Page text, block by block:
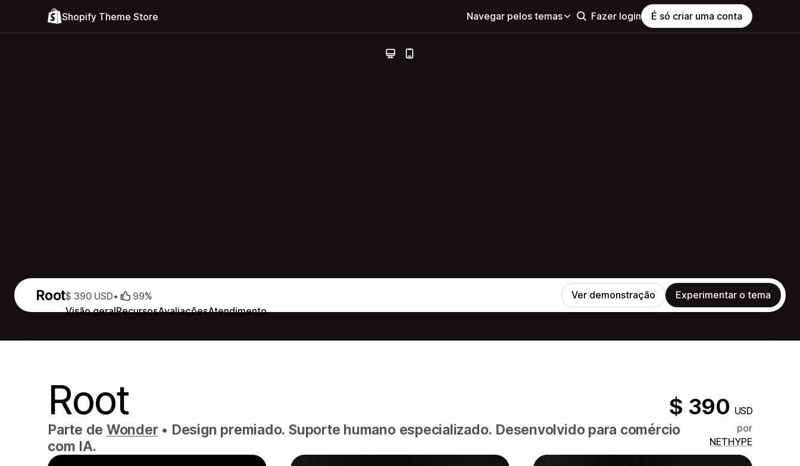
Shopify Theme Store Navegar pelos temas Fazer login É só criar uma conta
Root
Visão geralRecursosAvaliaçõesAtendimento
$ 390 USD• 99% Ver demonstração Experimentar o tema
Root $ 390 USD
Parte de Wonder • Design premiado. Suporte humano especializado. Desenvolvido para comércio
com IA.
por
NETHYPE